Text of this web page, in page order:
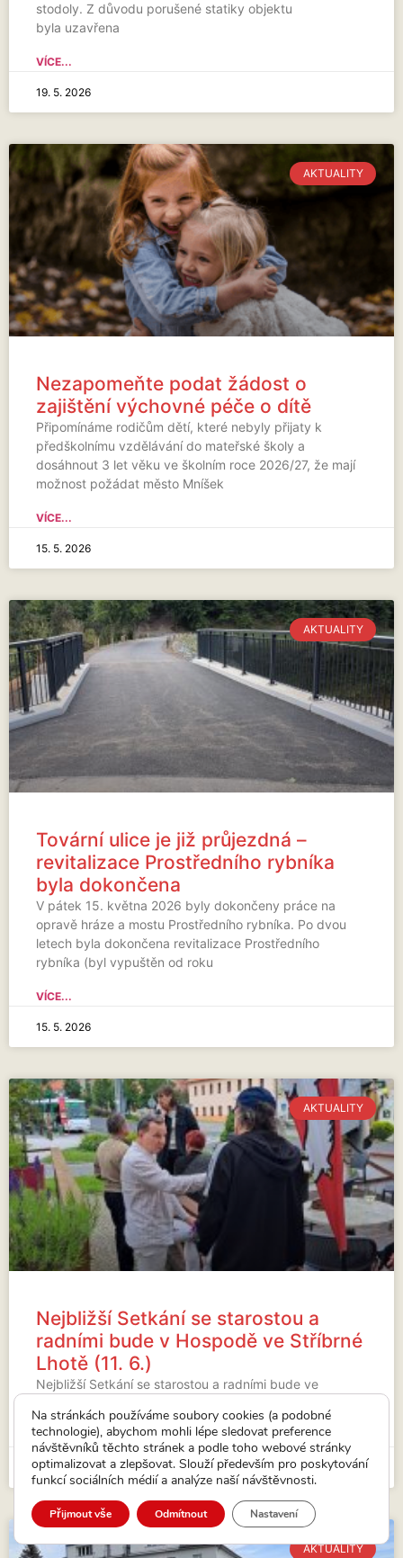
stodoly. Z důvodu porušené statiky objektu
byla uzavřena
VÍCE...
19. 5. 2026
AKTUALITY
Nezapomeňte podat žádost o
zajištění výchovné péče o dítě
Připomínáme rodičům dětí, které nebyly přijaty k
předškolnímu vzdělávání do mateřské školy a
dosáhnout 3 let věku ve školním roce 2026/27, že mají
možnost požádat město Mníšek
VÍCE...
15. 5. 2026
AKTUALITY
Tovární ulice je již průjezdná –
revitalizace Prostředního rybníka
byla dokončena
V pátek 15. května 2026 byly dokončeny práce na
opravě hráze a mostu Prostředního rybníka. Po dvou
letech byla dokončena revitalizace Prostředního
rybníka (byl vypuštěn od roku
VÍCE...
15. 5. 2026
AKTUALITY
Nejbližší Setkání se starostou a
radními bude v Hospodě ve Stříbrné
Lhotě (11. 6.)
Nejbližší Setkání se starostou a radními bude ve
VÍCE...
15. 5. 2026
AKTUALITY
Na stránkách používáme soubory cookies (a podobné
technologie), abychom mohli lépe sledovat preference
návštěvníků těchto stránek a podle toho webové stránky
optimalizovat a zlepšovat. Slouží především pro poskytování
funkcí sociálních médií a analýze naší návštěvnosti.
Přijmout vše Odmítnout Nastavení